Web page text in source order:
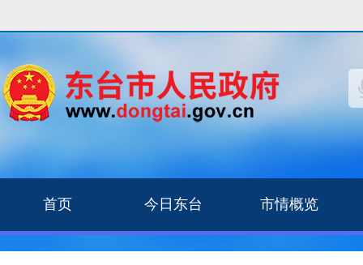
首页 今日东台 市情概览